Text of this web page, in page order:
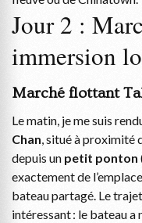
Jour 2 :
immersion
Marché flottant
Le matin, je me suis
Chan, situé à proximité
depuis un petit ponton
exactement de
bateau partagé. Le
intéressant : le bateau a